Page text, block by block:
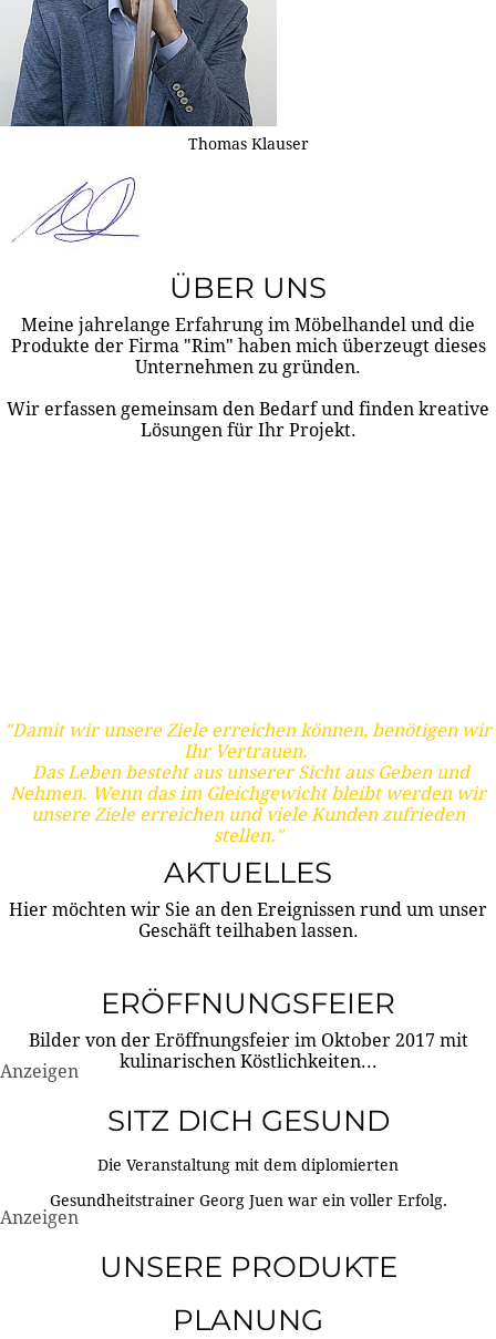
Thomas Klauser
ÜBER UNS
Meine jahrelange Erfahrung im Möbelhandel und die
Produkte der Firma "Rim" haben mich überzeugt dieses
Unternehmen zu gründen.
Wir erfassen gemeinsam den Bedarf und finden kreative
Lösungen für Ihr Projekt.
"Damit wir unsere Ziele erreichen können, benötigen wir
Ihr Vertrauen.
Das Leben besteht aus unserer Sicht aus Geben und
Nehmen. Wenn das im Gleichgewicht bleibt werden wir
unsere Ziele erreichen und viele Kunden zufrieden
stellen."
AKTUELLES
Hier möchten wir Sie an den Ereignissen rund um unser
Geschäft teilhaben lassen.
ERÖFFNUNGSFEIER
Bilder von der Eröffnungsfeier im Oktober 2017 mit
kulinarischen Köstlichkeiten...
Anzeigen
SITZ DICH GESUND
Die Veranstaltung mit dem diplomierten
Gesundheitstrainer Georg Juen war ein voller Erfolg.
Anzeigen
UNSERE PRODUKTE
PLANUNG